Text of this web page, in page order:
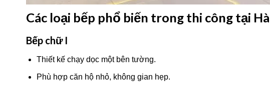
Các loại bếp phổ biến trong thi công tại
Bếp chữ I
Thiết kế chạy dọc một bên tường.
Phù hợp căn hộ nhỏ, không gian hẹp.